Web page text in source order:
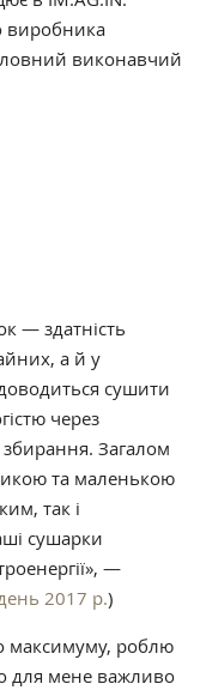
виробника
виконавчий
— здатність
а й у
сушити
через
збирання. Загалом
та маленькою
так і
сушарки
—
2017 р.)
максимуму, роблю
для мене важливо